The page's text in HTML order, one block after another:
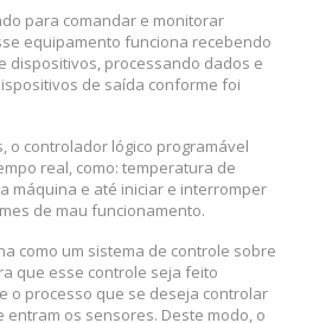
para comandar e monitorar
equipamento funciona recebendo
dispositivos, processando dados e
de saída conforme foi
o controlador lógico programável
real, como: temperatura de
máquina e até iniciar e interromper
de mau funcionamento.
como um sistema de controle sobre
que esse controle seja feito
o processo que se deseja controlar
entram os sensores. Deste modo, o